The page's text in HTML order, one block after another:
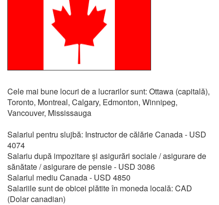
Cele mai bune locuri de a lucrarilor sunt: Ottawa (capitală),
Toronto, Montreal, Calgary, Edmonton, Winnipeg,
Vancouver, Mississauga
Salariul pentru slujbă: Instructor de călărie Canada - USD
4074
Salariu după impozitare și asigurări sociale / asigurare de
sănătate / asigurare de pensie - USD 3086
Salariul mediu Canada - USD 4850
Salariile sunt de obicei plătite în moneda locală: CAD
(Dolar canadian)